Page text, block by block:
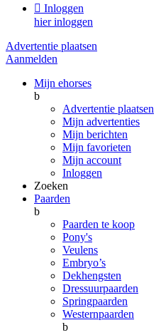
 Inloggen
hier inloggen
Advertentie plaatsen
Aanmelden
Mijn ehorses
b
Advertentie plaatsen
Mijn advertenties
Mijn berichten
Mijn favorieten
Mijn account
Inloggen
Zoeken
Paarden
b
Paarden te koop
Pony's
Veulens
Embryo’s
Dekhengsten
Dressuurpaarden
Springpaarden
Westernpaarden
b